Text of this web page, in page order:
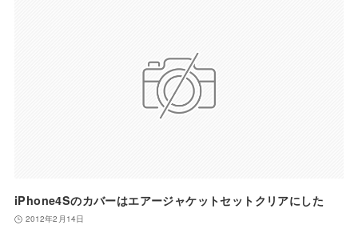
iPhone4Sのカバーはエアージャケットセットクリアにした
2012年2月14日